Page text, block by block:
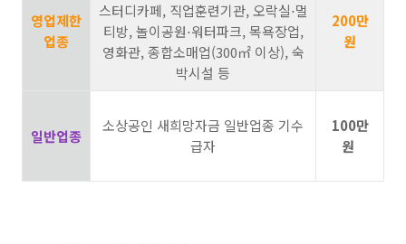
영업제한
업종
스터디카페, 직업훈련기관, 오락실⋅멀
티방, 놀이공원⋅워터파크, 목욕장업,
영화관, 종합소매업(300㎡ 이상), 숙
박시설 등
200만
원
일반업종
소상공인 새희망자금 일반업종 기수
급자
100만
원